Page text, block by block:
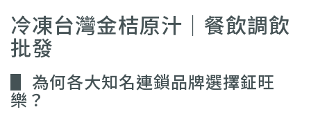
冷凍台灣金桔原汁｜餐飲調飲
批發
▋ 為何各大知名連鎖品牌選擇鉦旺
樂？